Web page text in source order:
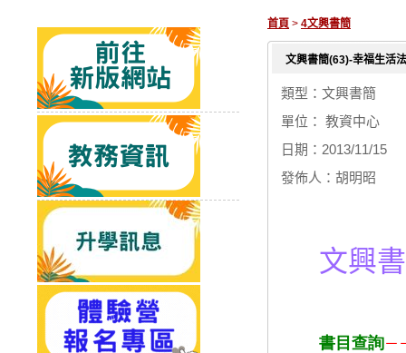
首頁 > 4文興書簡
文興書簡(63)-幸福生活
類型：文興書簡
單位： 教資中心
日期：2013/11/15
發佈人：胡明昭
文興
書目查詢－